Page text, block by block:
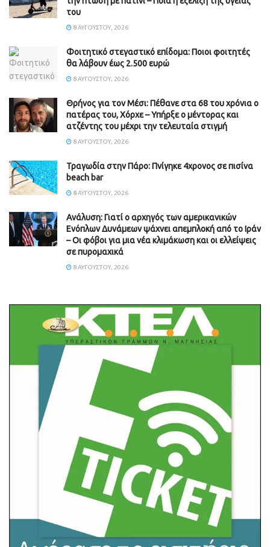
του
8 ΑΥΓΟΎΣΤΟΥ, 2026
Φοιτητικό στεγαστικό επίδομα: Ποιοι φοιτητές
θα λάβουν έως 2.500 ευρώ
8 ΑΥΓΟΎΣΤΟΥ, 2026
Θρήνος για τον Μέσι: Πέθανε στα 68 του χρόνια ο
πατέρας του, Χόρχε – Υπήρξε ο μέντορας και
ατζέντης του μέχρι την τελευταία στιγμή
8 ΑΥΓΟΎΣΤΟΥ, 2026
Τραγωδία στην Πάρο: Πνίγηκε 4χρονος σε πισίνα
beach bar
8 ΑΥΓΟΎΣΤΟΥ, 2026
Ανάλυση: Γιατί ο αρχηγός των αμερικανικών
Ενόπλων Δυνάμεων ψάχνει απεμπλοκή από το Ιράν
– Οι φόβοι για μια νέα κλιμάκωση και οι ελλείψεις
σε πυρομαχικά
8 ΑΥΓΟΎΣΤΟΥ, 2026